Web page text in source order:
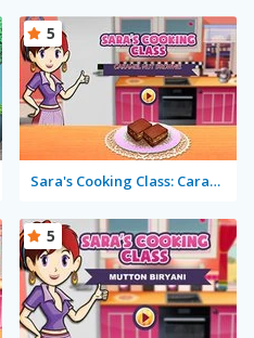
Sara's Cooking Class: Caramel Nut Brownie
5
5